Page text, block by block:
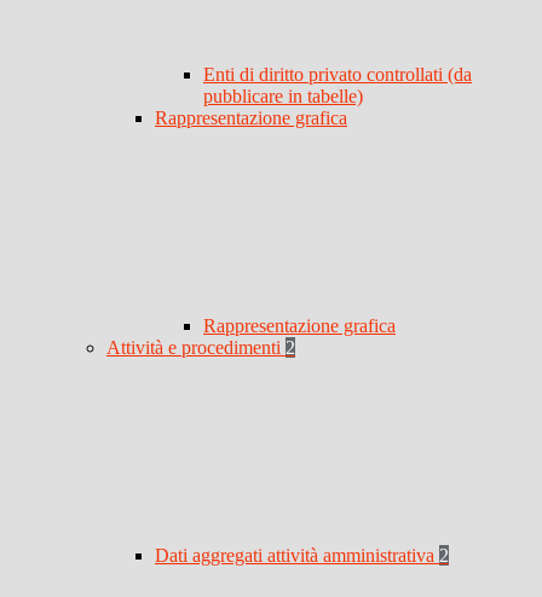
Enti di diritto privato controllati (da
pubblicare in tabelle)
Rappresentazione grafica
Rappresentazione grafica
Attività e procedimenti 2
Dati aggregati attività amministrativa 2